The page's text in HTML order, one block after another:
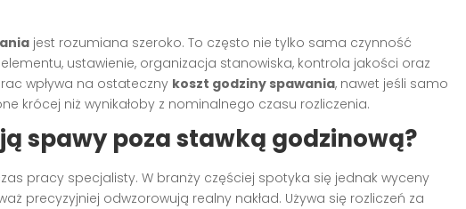
jest rozumiana szeroko. To często nie tylko sama czynność
ustawienie, organizacja stanowiska, kontrola jakości oraz
wpływa na ostateczny koszt godziny spawania, nawet jeśli samo
krócej niż wynikałoby z nominalnego czasu rozliczenia.
spawy poza stawką godzinową?
pracy specjalisty. W branży częściej spotyka się jednak wyceny
precyzyjniej odwzorowują realny nakład. Używa się rozliczeń za